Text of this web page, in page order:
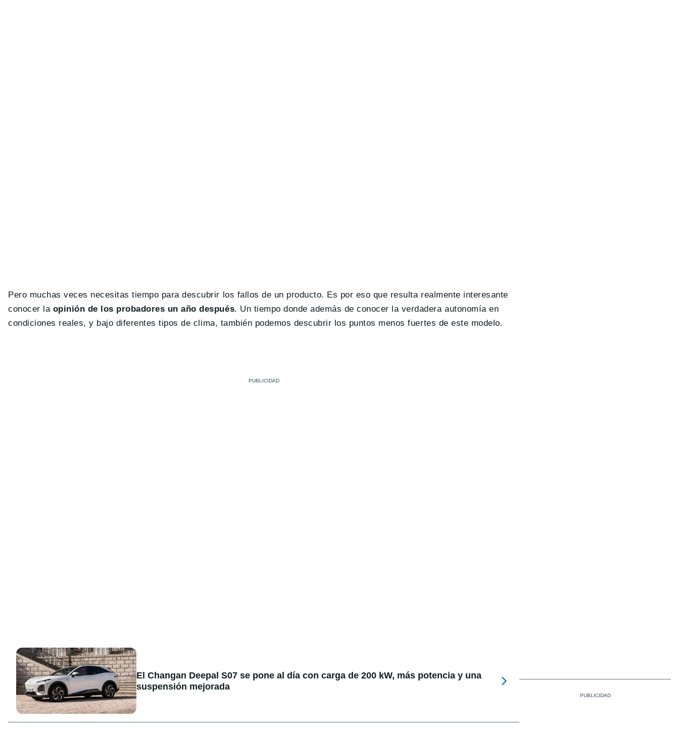
Pero muchas veces necesitas tiempo para descubrir los fallos de un producto. Es por eso que resulta realmente interesante
conocer la opinión de los probadores un año después. Un tiempo donde además de conocer la verdadera autonomía en
condiciones reales, y bajo diferentes tipos de clima, también podemos descubrir los puntos menos fuertes de este modelo.
El Changan Deepal S07 se pone al día con carga de 200 kW, más potencia y una
suspensión mejorada